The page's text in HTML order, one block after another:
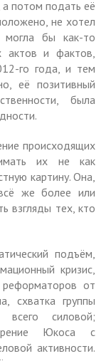
потом подать её
не хотел
бы как-то
актов и фактов,
го года, и тем
её позитивный
была
происходящих
их не как
картину. Она,
же более или
взгляды тех, кто
подъём,
кризис,
реформаторов от
схватка группы
силовой;
Юкоса с
активности.